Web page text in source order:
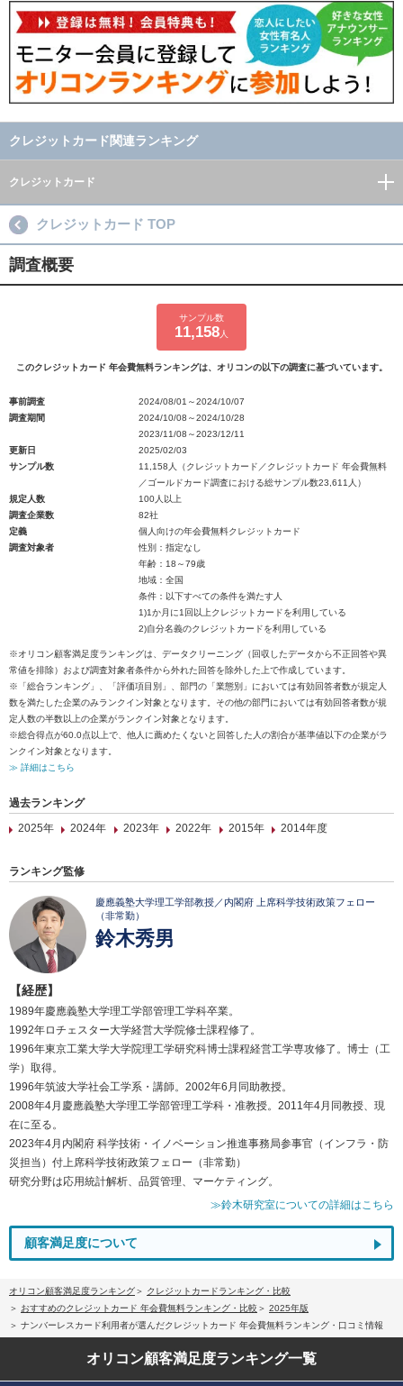
クレジットカード関連ランキング
クレジットカード
クレジットカード TOP
調査概要
サンプル数
11,158 人
このクレジットカード 年会費無料ランキングは、オリコンの以下の調査に基づいています。
事前調査
2024/08/01～2024/10/07
調査期間
2024/10/08～2024/10/28
2023/11/08～2023/12/11
更新日
2025/02/03
サンプル数
11,158人（クレジットカード／クレジットカード 年会費無料
／ゴールドカード調査における総サンプル数23,611人）
規定人数
100人以上
調査企業数
82社
定義
個人向けの年会費無料クレジットカード
調査対象者
性別：指定なし
年齢：18～79歳
地域：全国
条件：以下すべての条件を満たす人
1)1か月に1回以上クレジットカードを利用している
2)自分名義のクレジットカードを利用している
※オリコン顧客満足度ランキングは、データクリーニング（回収したデータから不正回答や異
常値を排除）および調査対象者条件から外れた回答を除外した上で作成しています。
※「総合ランキング」、「評価項目別」、部門の「業態別」においては有効回答者数が規定人
数を満たした企業のみランクイン対象となります。その他の部門においては有効回答者数が規
定人数の半数以上の企業がランクイン対象となります。
※総合得点が60.0点以上で、他人に薦めたくないと回答した人の割合が基準値以下の企業がラ
ンクイン対象となります。
≫ 詳細はこちら
過去ランキング
2025年
2024年 2023年 2022年 2015年 2014年度
ランキング監修
慶應義塾大学理工学部教授／内閣府 上席科学技術政策フェロー
（非常勤）
鈴木秀男
【経歴】
1989年慶應義塾大学理工学部管理工学科卒業。
1992年ロチェスター大学経営大学院修士課程修了。
1996年東京工業大学大学院理工学研究科博士課程経営工学専攻修了。博士（工
学）取得。
1996年筑波大学社会工学系・講師。2002年6月同助教授。
2008年4月慶應義塾大学理工学部管理工学科・准教授。2011年4月同教授、現
在に至る。
2023年4月内閣府 科学技術・イノベーション推進事務局参事官（インフラ・防
災担当）付上席科学技術政策フェロー（非常勤）
研究分野は応用統計解析、品質管理、マーケティング。
≫鈴木研究室についての詳細はこちら
顧客満足度について
オリコン顧客満足度ランキング
クレジットカードランキング・比較
おすすめのクレジットカード 年会費無料ランキング・比較
2025年版
ナンバーレスカード利用者が選んだクレジットカード 年会費無料ランキング・口コミ情報
オリコン顧客満足度ランキング一覧